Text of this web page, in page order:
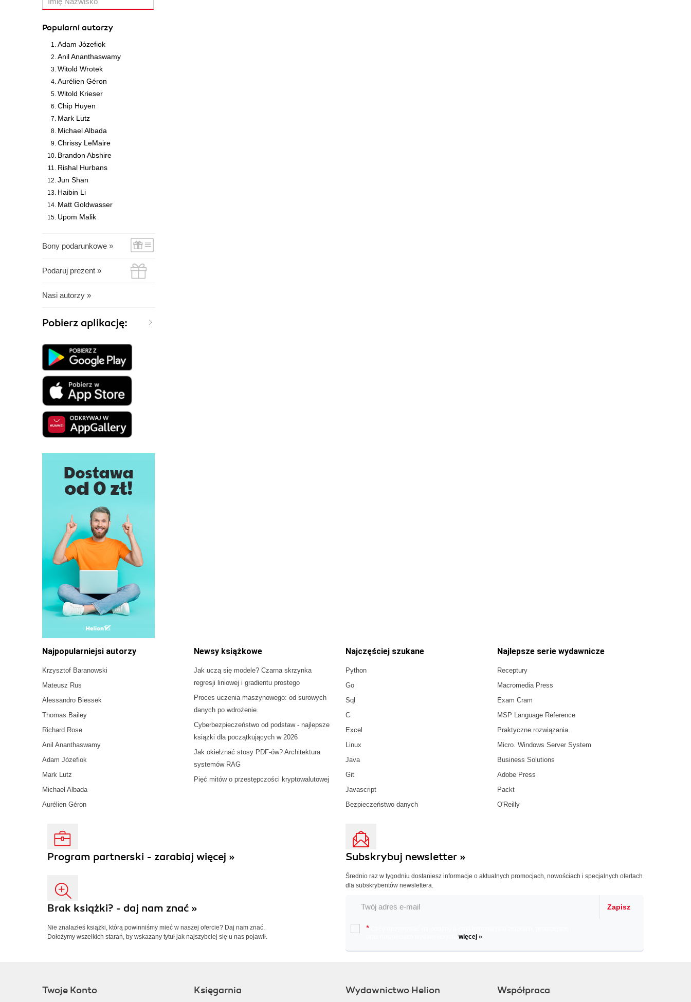
Popularni autorzy
Adam Józefiok
Anil Ananthaswamy
Witold Wrotek
Aurélien Géron
Witold Krieser
Chip Huyen
Mark Lutz
Michael Albada
Chrissy LeMaire
Brandon Abshire
Rishal Hurbans
Jun Shan
Haibin Li
Matt Goldwasser
Upom Malik
Bony podarunkowe »
Podaruj prezent »
Nasi autorzy »
Pobierz aplikację:
Najpopularniejsi autorzy
Krzysztof Baranowski
Mateusz Rus
Alessandro Biessek
Thomas Bailey
Richard Rose
Anil Ananthaswamy
Adam Józefiok
Mark Lutz
Michael Albada
Aurélien Géron
Newsy książkowe
Jak uczą się modele? Czarna skrzynka
regresji liniowej i gradientu prostego
Proces uczenia maszynowego: od surowych
danych po wdrożenie.
Cyberbezpieczeństwo od podstaw - najlepsze
książki dla początkujących w 2026
Jak okiełznać stosy PDF-ów? Architektura
systemów RAG
Pięć mitów o przestępczości kryptowalutowej
Najczęściej szukane
Python
Go
Sql
C
Excel
Linux
Java
Git
Javascript
Bezpieczeństwo danych
Najlepsze serie wydawnicze
Receptury
Macromedia Press
Exam Cram
MSP Language Reference
Praktyczne rozwiązania
Micro. Windows Server System
Business Solutions
Adobe Press
Packt
O'Reilly
Program partnerski - zarabiaj więcej »
Brak książki? - daj nam znać »
Nie znalazłeś książki, którą powinniśmy mieć w naszej ofercie? Daj nam znać.
Dołożymy wszelkich starań, by wskazany tytuł jak najszybciej się u nas pojawił.
Subskrybuj newsletter »
Średnio raz w tygodniu dostaniesz informacje o aktualnych promocjach, nowościach i specjalnych ofertach
dla subskrybentów newslettera.
Zapisz
*
więcej »
Twoje Konto Księgarnia Wydawnictwo Helion Współpraca